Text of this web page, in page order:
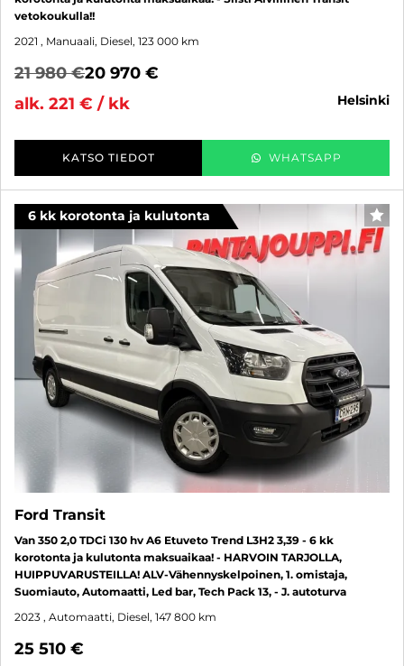
vetokoukulla!!
2021 , Manuaali, Diesel, 123 000 km
21 980 €20 970 €
alk. 221 € / kk
helsinki
KATSO TIEDOT WHATSAPP
6 kk korotonta ja kulutonta
Ford Transit
Van 350 2,0 TDCi 130 hv A6 Etuveto Trend L3H2 3,39 - 6 kk
korotonta ja kulutonta maksuaikaa! - HARVOIN TARJOLLA,
HUIPPUVARUSTEILLA! ALV-Vähennyskelpoinen, 1. omistaja,
Suomiauto, Automaatti, Led bar, Tech Pack 13, - J. autoturva
2023 , Automaatti, Diesel, 147 800 km
25 510 €